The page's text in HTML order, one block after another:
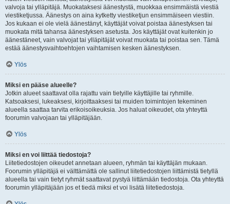
valvoja tai ylläpitäjä. Muokataksesi äänestystä, muokkaa ensimmäistä viestiä
viestiketjussa. Äänestys on aina kytketty viestiketjun ensimmäiseen viestiin.
Jos kukaan ei ole vielä äänestänyt, käyttäjät voivat poistaa äänestyksen tai
muokata mitä tahansa äänestyksen asetusta. Jos käyttäjät ovat kuitenkin jo
äänestäneet, vain valvojat tai ylläpitäjät voivat muokata tai poistaa sen. Tämä
estää äänestysvaihtoehtojen vaihtamisen kesken äänestyksen.
Ylös
Miksi en pääse alueelle?
Jotkin alueet saattavat olla rajattu vain tietyille käyttäjille tai ryhmille.
Katsoaksesi, lukeaksesi, kirjoittaaksesi tai muiden toimintojen tekeminen
alueella saattaa tarvita erikoisoikeuksia. Jos haluat oikeudet, ota yhteyttä
foorumin valvojaan tai ylläpitäjään.
Ylös
Miksi en voi liittää tiedostoja?
Liitetiedostojen oikeudet annetaan alueen, ryhmän tai käyttäjän mukaan.
Foorumin ylläpitäjä ei välttämättä ole sallinut liitetiedostojen liittämistä tietyllä
alueella tai vain tietyt ryhmät saattavat pystyä liittämään tiedostoja. Ota yhteyttä
foorumin ylläpitäjään jos et tiedä miksi et voi lisätä liitetiedostoja.